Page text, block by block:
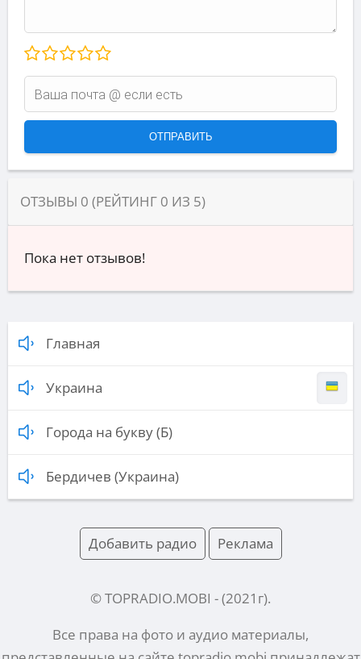
ОТЗЫВЫ 0 (РЕЙТИНГ 0 ИЗ 5)
Пока нет отзывов!
Главная
Украина
Города на букву (Б)
Бердичев (Украина)
Добавить радио Реклама
© TOPRADIO.MOBI - (2021 г).
Все права на фото и аудио материалы,